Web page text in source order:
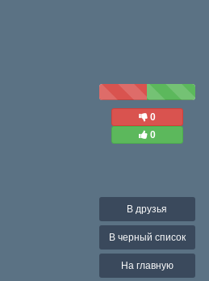
0
0
В друзья
В черный список
На главную